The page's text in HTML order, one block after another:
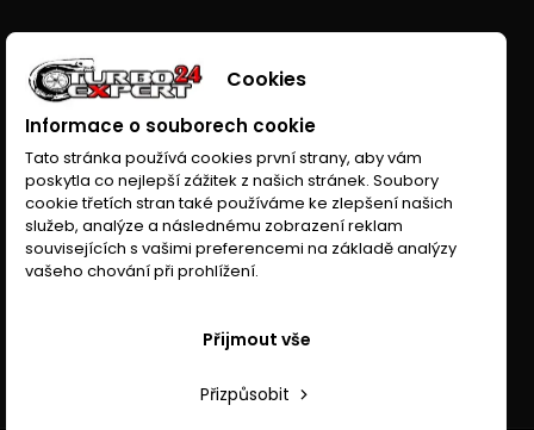
Cookies
Informace o souborech cookie
Tato stránka používá cookies první strany, aby vám
poskytla co nejlepší zážitek z našich stránek. Soubory
cookie třetích stran také používáme ke zlepšení našich
služeb, analýze a následnému zobrazení reklam
souvisejících s vašimi preferencemi na základě analýzy
vašeho chování při prohlížení.
Přizpůsobit
Přijmout vše